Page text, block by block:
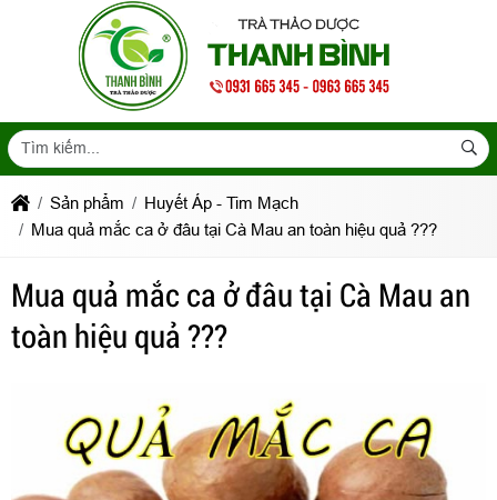
Sản phẩm
Huyết Áp - Tim Mạch
Mua quả mắc ca ở đâu tại Cà Mau an toàn hiệu quả ???
Mua quả mắc ca ở đâu tại Cà Mau an
toàn hiệu quả ???